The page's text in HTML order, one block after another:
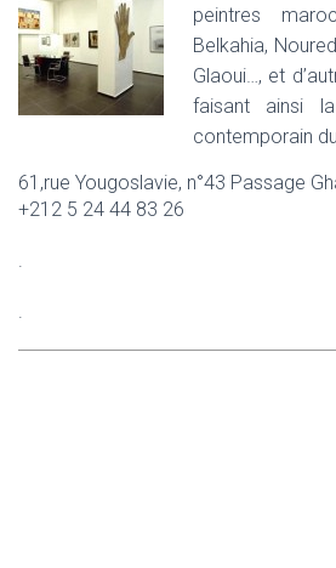
peintres
Belkahia,
Glaoui…, et
faisant ainsi
contemporain
61,rue Yougoslavie, n°43 Passage
+212 5 24 44 83 26
.
.